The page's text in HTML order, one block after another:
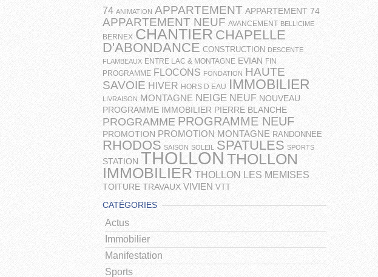
74 ANIMATION APPARTEMENT APPARTEMENT 74
APPARTEMENT NEUF AVANCEMENT BELLICIME
BERNEX CHANTIER CHAPELLE
D'ABONDANCE CONSTRUCTION DESCENTE
FLAMBEAUX ENTRE LAC & MONTAGNE EVIAN FIN
PROGRAMME FLOCONS FONDATION HAUTE
SAVOIE HIVER HORS D EAU IMMOBILIER
LIVRAISON MONTAGNE NEIGE NEUF NOUVEAU
PROGRAMME IMMOBILIER PIERRE BLANCHE
PROGRAMME PROGRAMME NEUF
PROMOTION PROMOTION MONTAGNE RANDONNEE
RHODOS SAISON SOLEIL SPATULES SPORTS
STATION THOLLON THOLLON
IMMOBILIER THOLLON LES MEMISES
TOITURE TRAVAUX VIVIEN VTT
CATÉGORIES
Actus
Immobilier
Manifestation
Sports